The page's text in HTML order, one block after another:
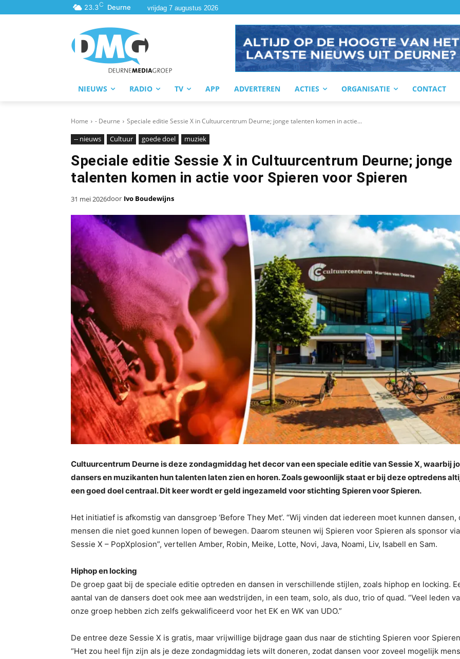
23.3C Deurne vrijdag 7 augustus 2026
NIEUWS RADIO TV APP ADVERTEREN ACTIES ORGANISATIE CONTACT
Home - Deurne Speciale editie Sessie X in Cultuurcentrum Deurne; jonge talenten komen in actie...
-- nieuws Cultuur goede doel muziek
Speciale editie Sessie X in Cultuurcentrum Deurne; jonge
talenten komen in actie voor Spieren voor Spieren
31 mei 2026door Ivo Boudewijns
Cultuurcentrum Deurne is deze zondagmiddag het decor van een speciale editie van Sessie X, waarbij
dansers en muzikanten hun talenten laten zien en horen. Zoals gewoonlijk staat er bij deze optredens
een goed doel centraal. Dit keer wordt er geld ingezameld voor stichting Spieren voor Spieren.
Het initiatief is afkomstig van dansgroep ‘Before They Met’. “Wij vinden dat iedereen moet kunnen dansen,
mensen die niet goed kunnen lopen of bewegen. Daarom steunen wij Spieren voor Spieren als sponsor via
Sessie X – PopXplosion”, vertellen Amber, Robin, Meike, Lotte, Novi, Java, Noami, Liv, Isabell en Sam.
Hiphop en locking
De groep gaat bij de speciale editie optreden en dansen in verschillende stijlen, zoals hiphop en locking.
aantal van de dansers doet ook mee aan wedstrijden, in een team, solo, als duo, trio of quad. “Veel leden
onze groep hebben zich zelfs gekwalificeerd voor het EK en WK van UDO.”
De entree deze Sessie X is gratis, maar vrijwillige bijdrage gaan dus naar de stichting Spieren voor
“Het zou heel fijn zijn als je deze zondagmiddag iets wilt doneren, zodat dansen voor zoveel mogelijk